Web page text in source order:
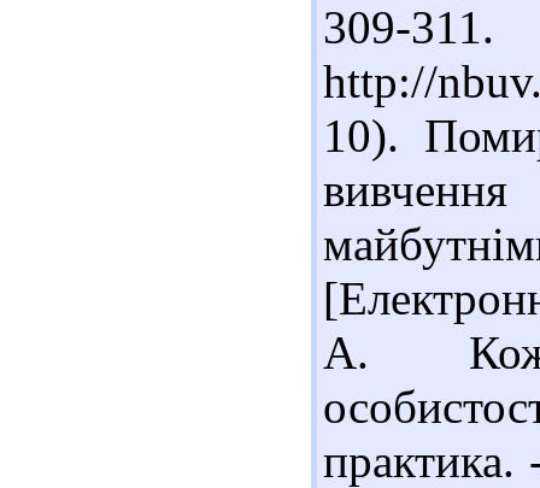
309-
http://
10).
А.